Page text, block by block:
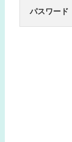
パスワード